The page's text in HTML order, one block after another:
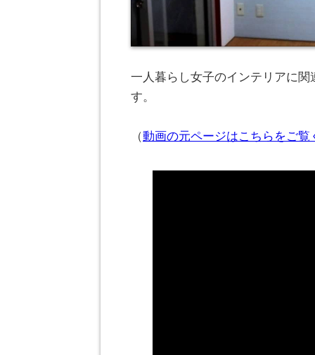
一人暮らし女子のインテリアに関
す。
（動画の元ページはこちらをご覧